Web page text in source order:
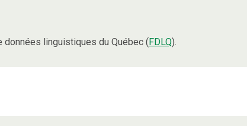
données linguistiques du Québec (FDLQ).